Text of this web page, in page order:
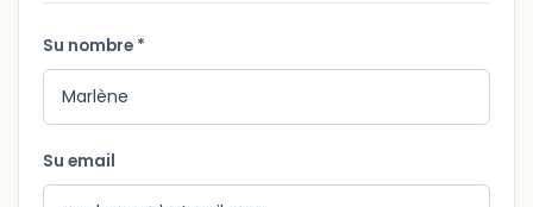
Su nombre *
Su email